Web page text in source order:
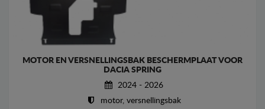
MOTOR EN VERSNELLINGSBAK BESCHERMPLAAT VOOR
DACIA SPRING
2024 - 2026
motor, versnellingsbak